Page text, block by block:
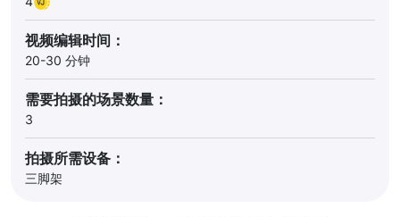
视频编辑时间：
20-30 分钟
需要拍摄的场景数量：
3
拍摄所需设备：
三脚架